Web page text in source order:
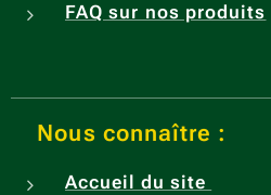
FAQ sur nos produits
Nous connaître :
Accueil du site